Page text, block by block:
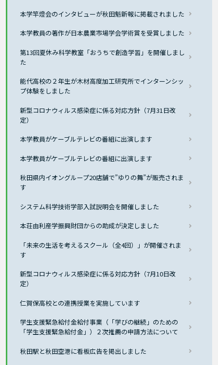
本学竿燈会のインタビューが秋田魁新報に掲載されました
本学教員の著作が日本農業市場学会学術賞を受賞しました
第13回夏休み科学教室「おうちで創造学習」を開催しまし
た
能代高校の２年生が木材高度加工研究所でインターンシッ
プ体験をしました
新型コロナウィルス感染症に係る対応方針（7月31日改
定）
本学教員がケーブルテレビの番組に出演します
本学教員がケーブルテレビの番組に出演します
秋田県内イオングループ20店舗で”ゆりの舞”が販売されま
す
システム科学技術学部入試説明会を開催しました
本荘由利産学振興財団からの助成が決定しました
「未来の生活を考えるスクール（全4回）」が開催されま
す
新型コロナウィルス感染症に係る対応方針（7月10日改
定）
仁賀保高校との連携授業を実施しています
学生支援緊急給付金給付事業（「学びの継続」のための
「学生支援緊急給付金」）２次推薦の申請方法について
秋田駅と秋田空港に看板広告を掲出しました